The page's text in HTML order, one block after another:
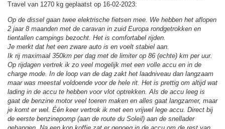
Travel van 1270 kg geplaatst op 16-02-2023:
Op de dissel gaan twee elektrische fietsen mee. We hebben het aflopen
2 jaar 8 maanden met de caravan in zuid Europa rondgetrokken en
tientallen campings bezocht. Het is comfortabel rijden.
Je merkt dat het een zware auto is en voelt stabiel aan.
Ik rij maximaal 350km per dag met de limiter op 86 (echte) km per uur.
Op rijdagen vertrek ik zo veel mogelijk met een volle accu en in de
charge mode. In de loop van de dag zakt het laadniveau dan langzaam
maar was meestal voldoende voor de hele rit. Het is prettig om altijd wat
lading in de accu te hebben voor vlot optrekken. Als de accu leeg is
gaat de benzine motor veel toeren maken en alles gaat langzamer, maar
je komt er wel. Één keer vertrok ik met een vrijwel lege accu. Direct bij
de eerste benzinepomp (aan de route du Soleil) aan de snellader